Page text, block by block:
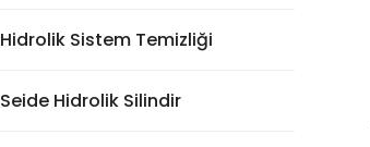
Hidrolik Sistem Temizliği
Seide Hidrolik Silindir